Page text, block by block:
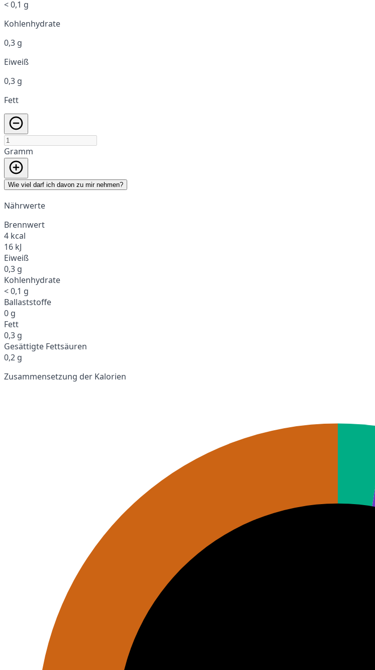
< 0,1 g
Kohlenhydrate
0,3 g
Eiweiß
0,3 g
Fett
Gramm
Wie viel darf ich davon zu mir nehmen?
Nährwerte
Brennwert
4 kcal
16 kJ
Eiweiß
0,3 g
Kohlenhydrate
< 0,1 g
Ballaststoffe
0 g
Fett
0,3 g
Gesättigte Fettsäuren
0,2 g
Zusammensetzung der Kalorien